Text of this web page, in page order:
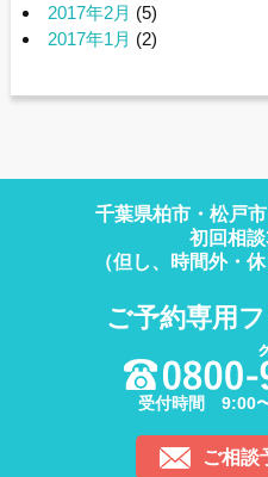
2017年2月 (5)
2017年1月 (2)
千葉県柏市・松戸
初回相
（但し、時間外・
ご予約専用
受付時間 9:00
ご相談